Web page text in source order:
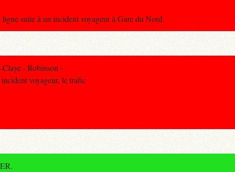
suite à un incident voyageur à Gare du Nord.
- Robinson -
voyageur, le trafic